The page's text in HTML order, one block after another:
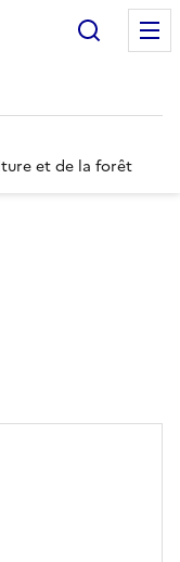
et de la forêt